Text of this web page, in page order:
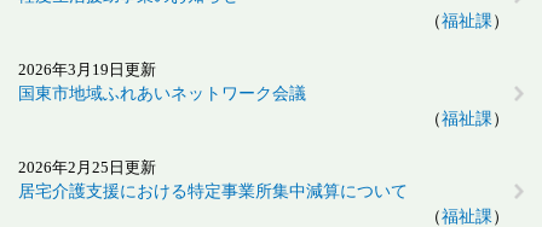
福祉課
2026年3月19日更新
国東市地域ふれあいネットワーク会議
福祉課
2026年2月25日更新
居宅介護支援における特定事業所集中減算について
福祉課